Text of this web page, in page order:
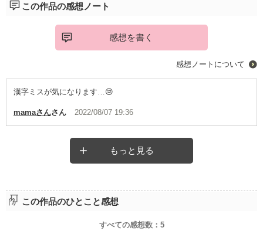
この作品の感想ノート
感想を書く
感想ノートについて
漢字ミスが気になります…😢
mamaさんさん 2022/08/07 19:36
もっと見る
この作品のひとこと感想
すべての感想数： 5